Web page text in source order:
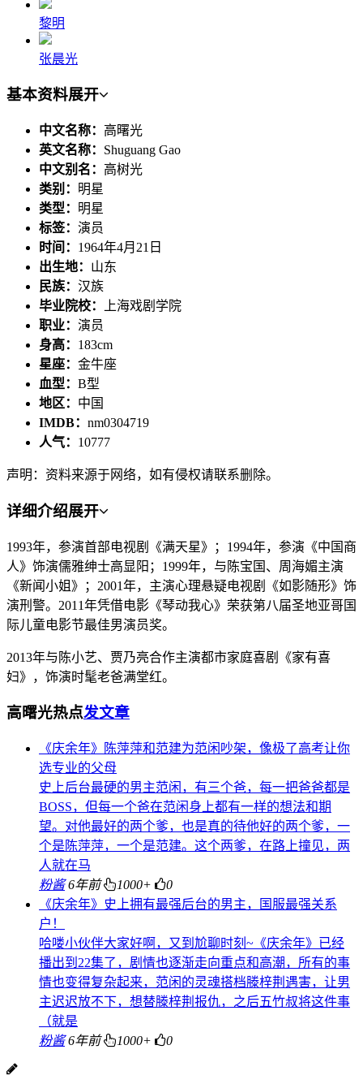
黎明
张晨光
基本资料展开
中文名称： 高曙光
英文名称： Shuguang Gao
中文别名： 高树光
类别： 明星
类型： 明星
标签： 演员
时间： 1964年4月21日
出生地： 山东
民族： 汉族
毕业院校：
上海戏剧学院
职业： 演员
身高： 183cm
星座： 金牛座
血型： B型
地区： 中国
IMDB： nm0304719
人气： 10777
声明：资料来源于网络，如有侵权请联系删除。
详细介绍展开
1993年，参演首部电视剧《满天星》；1994年，参演《中国商
人》饰演儒雅绅士高显阳；1999年，与陈宝国、周海媚主演
《新闻小姐》；2001年，主演心理悬疑电视剧《如影随形》饰
演刑警。2011年凭借电影《琴动我心》荣获第八届圣地亚哥国
际儿童电影节最佳男演员奖。
2013年与陈小艺、贾乃亮合作主演都市家庭喜剧《家有喜
妇》，饰演时髦老爸满堂红。
高曙光热点发文章
《庆余年》陈萍萍和范建为范闲吵架，像极了高考让你
选专业的父母
史上后台最硬的男主范闲，有三个爸，每一把爸爸都是
BOSS，但每一个爸在范闲身上都有一样的想法和期
望。对他最好的两个爹，也是真的待他好的两个爹，一
个是陈萍萍，一个是范建。这个两爹，在路上撞见，两
人就在马
粉酱 6年前 1000+
0
《庆余年》史上拥有最强后台的男主，国服最强关系
户！
哈喽小伙伴大家好啊，又到尬聊时刻~《庆余年》已经
播出到22集了，剧情也逐渐走向重点和高潮，所有的事
情也变得复杂起来，范闲的灵魂搭档滕梓荆遇害，让男
主迟迟放不下，想替滕梓荆报仇，之后五竹叔将这件事
（就是
粉酱 6年前 1000+ 0